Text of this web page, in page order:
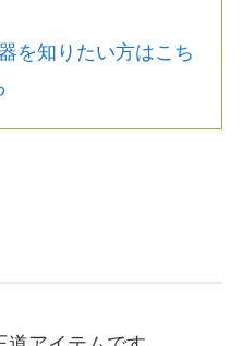
を知りたい方はこち